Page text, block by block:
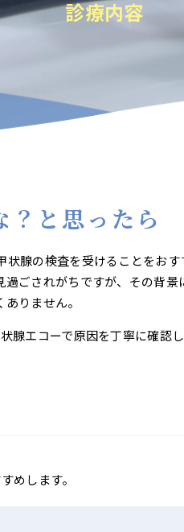
診療内容
？と思ったら
腺の検査を受けることをおす
ごされがちですが、その背景
りません。
腺エコーで原因を丁寧に確認
めします。